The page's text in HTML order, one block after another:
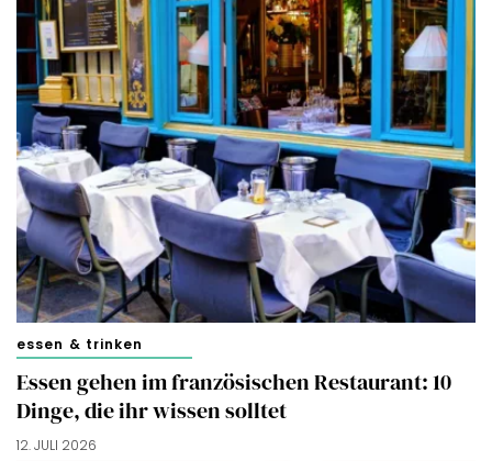
essen & trinken
Essen gehen im französischen Restaurant: 10
Dinge, die ihr wissen solltet
12. JULI 2026